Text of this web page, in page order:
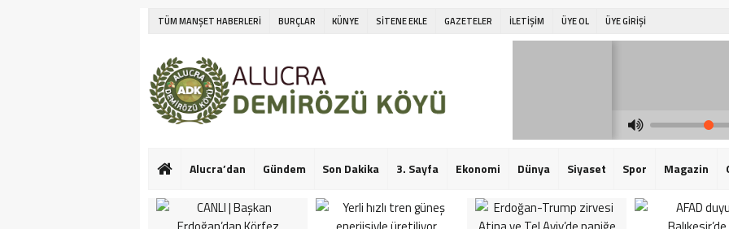
TÜM MANŞET HABERLERİ BURÇLAR KÜNYE SİTENE EKLE GAZETELER İLETİŞİM ÜYE OL ÜYE GİRİŞİ
Alucra’dan Gündem Son Dakika 3. Sayfa Ekonomi Dünya Siyaset Spor Magazin